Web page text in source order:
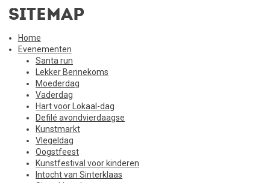
Sitemap
Home
Evenementen
Santa run
Lekker Bennekoms
Moederdag
Vaderdag
Hart voor Lokaal-dag
Defilé avondvierdaagse
Kunstmarkt
Vlegeldag
Oogstfeest
Kunstfestival voor kinderen
Intocht van Sinterklaas